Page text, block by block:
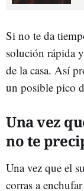
Si no te da
solución rápida
de la casa. Así
un posible pico
Una vez
no te
Una vez que el
corras a